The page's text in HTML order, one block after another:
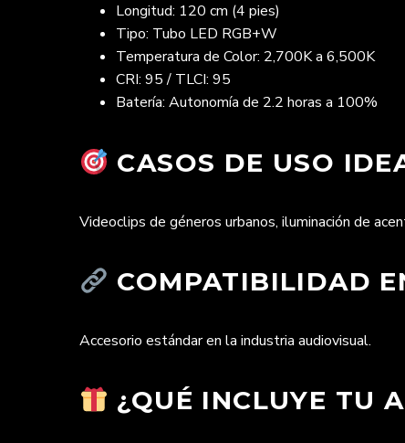
Longitud: 120 cm (4 pies)
Tipo: Tubo LED RGB+W
Temperatura de Color: 2,700K a 6,500K
CRI: 95 / TLCI: 95
Batería: Autonomía de 2.2 horas a 100%
CASOS DE USO
Videoclips de géneros urbanos, iluminación de
COMPATIBILIDAD
Accesorio estándar en la industria audiovisual.
¿QUÉ INCLUYE TU